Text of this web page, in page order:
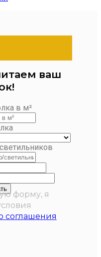
ваш
в м²
форму, я
соглашения